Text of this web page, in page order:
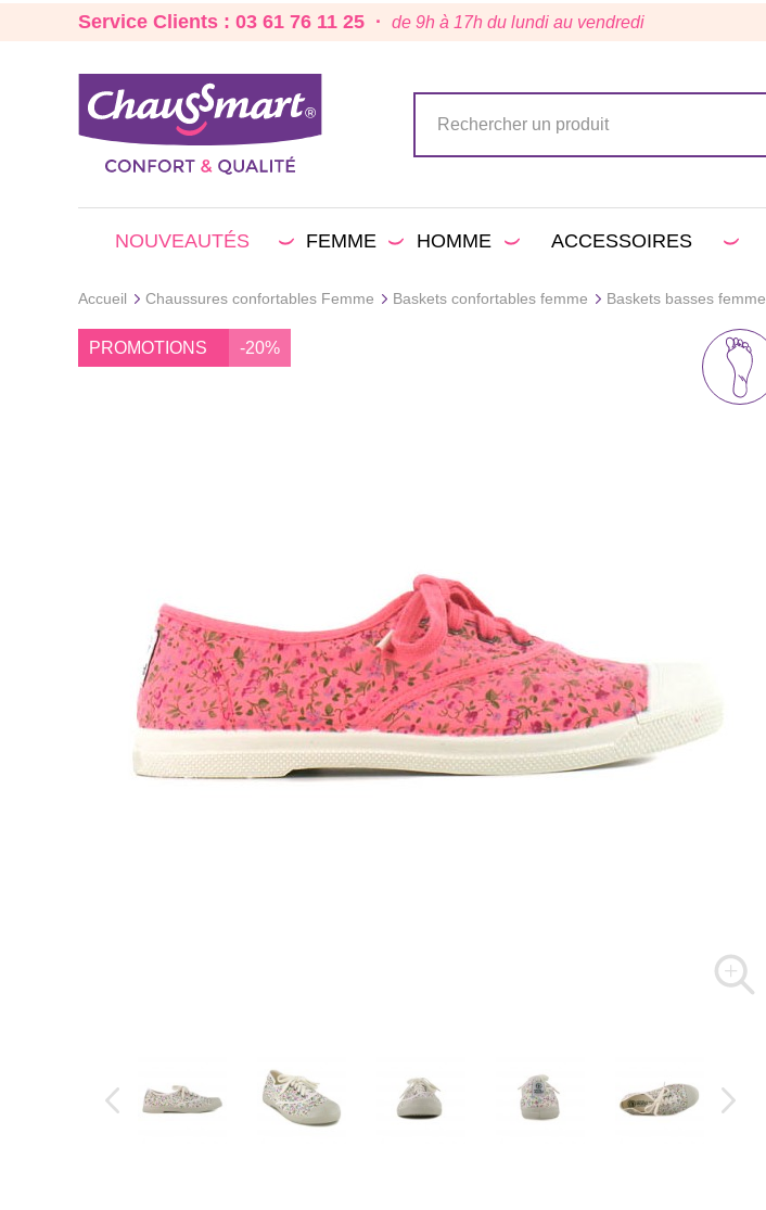
Service Clients : 03 61 76 11 25 · de 9h à 17h du lundi au vendredi
NOUVEAUTÉS FEMME HOMME ACCESSOIRES
Accueil Chaussures confortables Femme Baskets confortables femme Baskets basses femme
PROMOTIONS -20%